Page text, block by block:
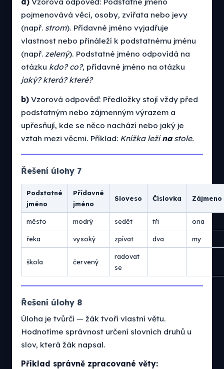
pojmenovává věci, osoby, zvířata nebo jevy
(např. strom). Přídavné jméno vyjadřuje
vlastnost nebo přináleží k podstatnému jménu
(např. zelený). Podstatné jméno odpovídá na
otázku kdo? co?, přídavné jméno na otázku
jaký? která? které?
b) Vzorová odpověď: Předložky stojí vždy před
podstatným nebo zájmenným výrazem a
upřesňují, kde se něco nachází nebo jaký je
vztah mezi věcmi. Příklad: Knížka ležínastole.
Řešení úlohy 7
Podstatné
jméno
Přídavné
jméno
Sloveso Číslovka Zájmeno
město modrý sedět tři ona
řeka vysoký zpívat dva my
škola červený
radovat
se
Řešení úlohy 8
Úloha je tvůrčí — žák tvoří vlastní větu.
Hodnotíme správnost určení slovních druhů u
slov, která žák napsal.
Příklad správně zpracované věty: